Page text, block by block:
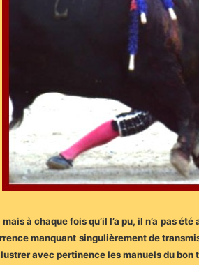
à chaque fois qu’il l’a pu, il n’a pas
manquant singulièrement de
avec pertinence les manuels du